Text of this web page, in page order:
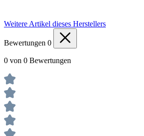
Weitere Artikel dieses Herstellers
Bewertungen 0
0 von 0 Bewertungen